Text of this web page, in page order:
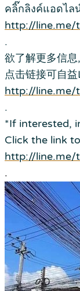
คลิ๊กลิงค์แอดไล
http://line.me/
.
欲了解更多信
点击链接可自益
http://line.me/
.
*If interested,
Click the link
http://line.me/
.